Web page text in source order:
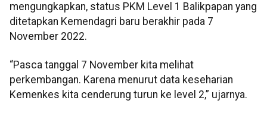
mengungkapkan, status PKM Level 1 Balikpapan yang
ditetapkan Kemendagri baru berakhir pada 7
November 2022.
“Pasca tanggal 7 November kita melihat
perkembangan. Karena menurut data keseharian
Kemenkes kita cenderung turun ke level 2,” ujarnya.